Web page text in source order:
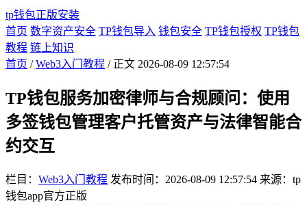
tp钱包正版安装
首页 数字资产安全 TP钱包导入 钱包安全 TP钱包授权 TP钱包
教程 链上知识
首页 /Web3入门教程 / 正文 2026-08-09 12:57:54
TP钱包服务加密律师与合规顾问：使用
多签钱包管理客户托管资产与法律智能合
约交互
栏目： Web3入门教程 发布时间：2026-08-09 12:57:54 来源：tp
钱包app官方正版